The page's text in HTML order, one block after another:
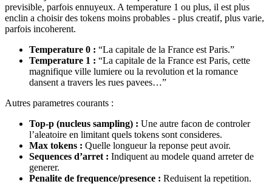
previsible, parfois ennuyeux. A temperature 1 ou plus, il est plus
enclin a choisir des tokens moins probables - plus creatif, plus varie,
parfois incoherent.
Temperature 0 : “La capitale de la France est Paris.”
Temperature 1 : “La capitale de la France est Paris, cette
magnifique ville lumiere ou la revolution et la romance
dansent a travers les rues pavees…”
Autres parametres courants :
Top-p (nucleus sampling) : Une autre facon de controler
l’aleatoire en limitant quels tokens sont consideres.
Max tokens : Quelle longueur la reponse peut avoir.
Sequences d’arret : Indiquent au modele quand arreter de
generer.
Penalite de frequence/presence : Reduisent la repetition.